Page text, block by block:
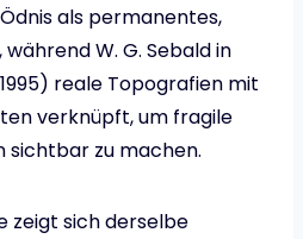
als permanentes,
W. G. Sebald in
reale Topografien mit
verknüpft, um fragile
zu machen.
zeigt sich derselbe